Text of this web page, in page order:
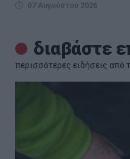
07 Αυγούστου 2026
διαβάστε
περισσότερες ειδήσεις από